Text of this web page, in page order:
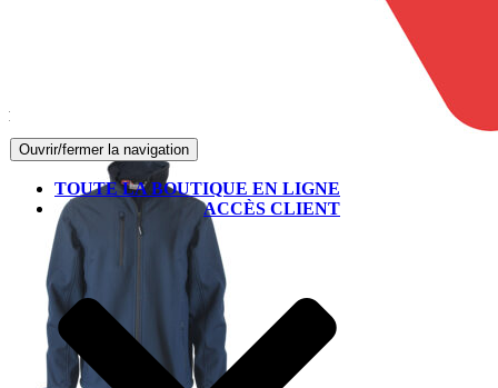
Ouvrir/fermer la navigation
TOUTE LA BOUTIQUE EN LIGNE
ACCÈS CLIENT
Produits les mieux notés